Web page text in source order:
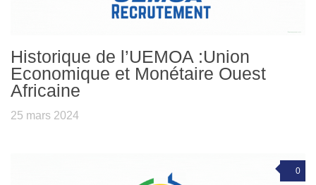
Historique de l’UEMOA :Union
Economique et Monétaire Ouest
Africaine
25 mars 2024
0